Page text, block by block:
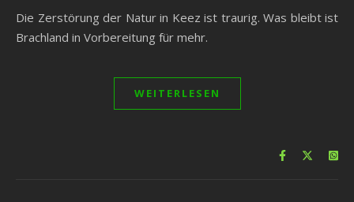
Die Zerstörung der Natur in Keez ist traurig. Was bleibt ist
Brachland in Vorbereitung für mehr.
WEITERLESEN